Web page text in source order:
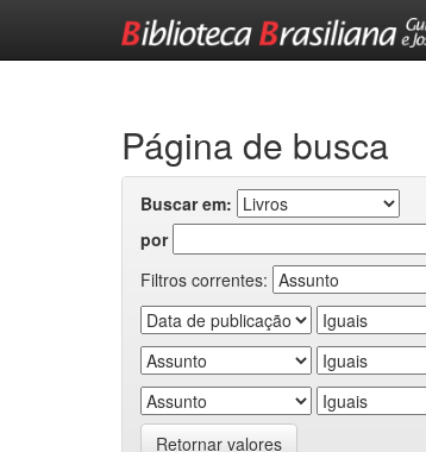
Página de busca
Buscar em:
por
Filtros correntes:
Retornar valores